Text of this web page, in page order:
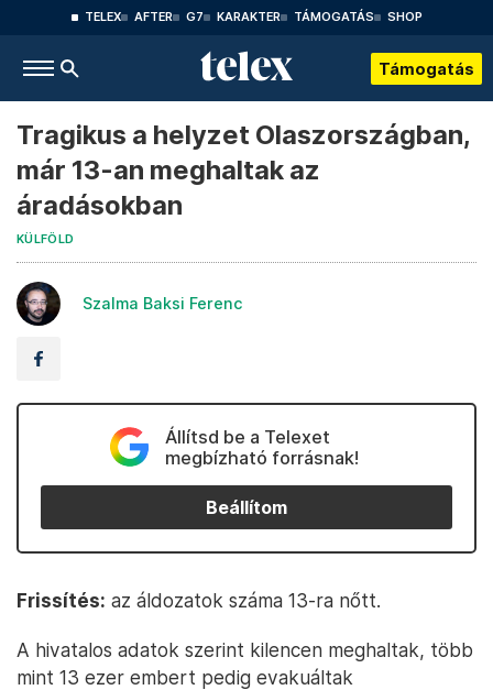
TELEX AFTER G7 KARAKTER TÁMOGATÁS SHOP
Támogatás
Tragikus a helyzet Olaszországban,
már 13-an meghaltak az
áradásokban
KÜLFÖLD
Szalma Baksi Ferenc
Állítsd be a Telexet
megbízható forrásnak!
Beállítom
Frissítés: az áldozatok száma 13-ra nőtt.
A hivatalos adatok szerint kilencen meghaltak, több
mint 13 ezer embert pedig evakuáltak